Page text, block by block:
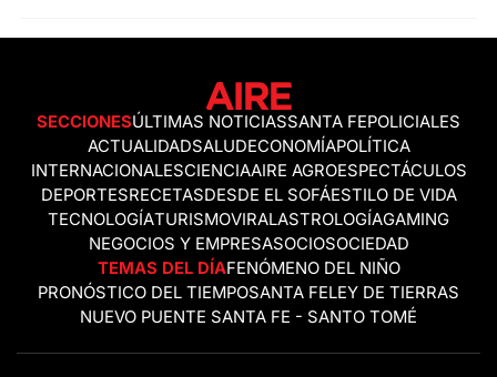
SECCIONESÚLTIMAS NOTICIASSANTA FEPOLICIALES
ACTUALIDADSALUDECONOMÍAPOLÍTICA
INTERNACIONALESCIENCIAAIRE AGROESPECTÁCULOS
DEPORTESRECETASDESDE EL SOFÁESTILO DE VIDA
TECNOLOGÍATURISMOVIRALASTROLOGÍAGAMING
NEGOCIOS Y EMPRESASOCIOSOCIEDAD
TEMAS DEL DÍAFENÓMENO DEL NIÑO
PRONÓSTICO DEL TIEMPOSANTA FELEY DE TIERRAS
NUEVO PUENTE SANTA FE - SANTO TOMÉ